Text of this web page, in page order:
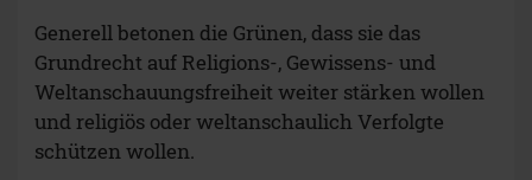
Generell betonen die Grünen, dass sie das
Grundrecht auf Religions-, Gewissens- und
Weltanschauungsfreiheit weiter stärken wollen
und religiös oder weltanschaulich Verfolgte
schützen wollen.